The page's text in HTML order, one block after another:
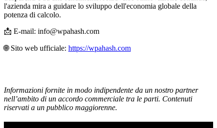
l'azienda mira a guidare lo sviluppo dell'economia globale della
potenza di calcolo.
📩 E-mail: info@wpahash.com
🌐 Sito web ufficiale: https://wpahash.com
Informazioni fornite in modo indipendente da un nostro partner
nell’ambito di un accordo commerciale tra le parti. Contenuti
riservati a un pubblico maggiorenne.